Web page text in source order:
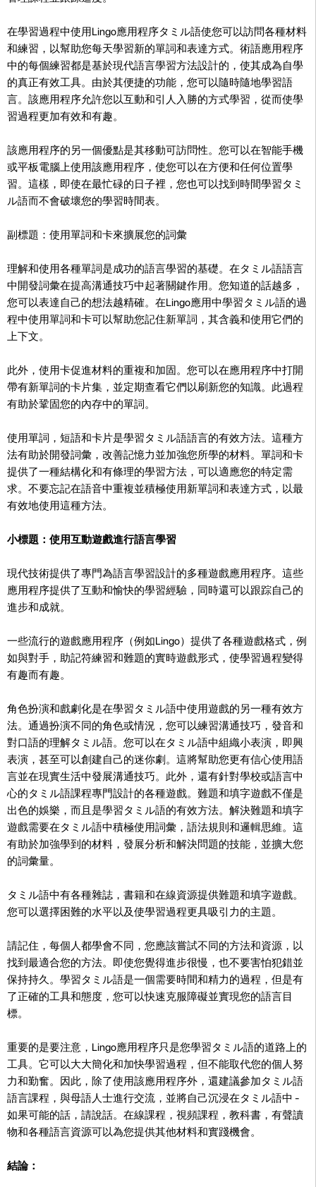
在學習過程中使用Lingo應用程序タミル語使您可以訪問各種材料
和練習，以幫助您每天學習新的單詞和表達方式。術語應用程序
中的每個練習都是基於現代語言學習方法設計的，使其成為自學
的真正有效工具。由於其便捷的功能，您可以隨時隨地學習語
言。該應用程序允許您以互動和引人入勝的方式學習，從而使學
習過程更加有效和有趣。
該應用程序的另一個優點是其移動可訪問性。您可以在智能手機
或平板電腦上使用該應用程序，使您可以在方便和任何位置學
習。這樣，即使在最忙碌的日子裡，您也可以找到時間學習タミ
ル語而不會破壞您的學習時間表。
副標題：使用單詞和卡來擴展您的詞彙
理解和使用各種單詞是成功的語言學習的基礎。在タミル語語言
中開發詞彙在提高溝通技巧中起著關鍵作用。您知道的話越多，
您可以表達自己的想法越精確。在Lingo應用中學習タミル語的過
程中使用單詞和卡可以幫助您記住新單詞，其含義和使用它們的
上下文。
此外，使用卡促進材料的重複和加固。您可以在應用程序中打開
帶有新單詞的卡片集，並定期查看它們以刷新您的知識。此過程
有助於鞏固您的內存中的單詞。
使用單詞，短語和卡片是學習タミル語語言的有效方法。這種方
法有助於開發詞彙，改善記憶力並加強您所學的材料。單詞和卡
提供了一種結構化和有條理的學習方法，可以適應您的特定需
求。不要忘記在語音中重複並積極使用新單詞和表達方式，以最
有效地使用這種方法。
小標題：使用互動遊戲進行語言學習
現代技術提供了專門為語言學習設計的多種遊戲應用程序。這些
應用程序提供了互動和愉快的學習經驗，同時還可以跟踪自己的
進步和成就。
一些流行的遊戲應用程序（例如Lingo）提供了各種遊戲格式，例
如與對手，助記符練習和難題的實時遊戲形式，使學習過程變得
有趣而有趣。
角色扮演和戲劇化是在學習タミル語中使用遊戲的另一種有效方
法。通過扮演不同的角色或情況，您可以練習溝通技巧，發音和
對口語的理解タミル語。您可以在タミル語中組織小表演，即興
表演，甚至可以創建自己的迷你劇。這將幫助您更有信心使用語
言並在現實生活中發展溝通技巧。此外，還有針對學校或語言中
心的タミル語課程專門設計的各種遊戲。難題和填字遊戲不僅是
出色的娛樂，而且是學習タミル語的有效方法。解決難題和填字
遊戲需要在タミル語中積極使用詞彙，語法規則和邏輯思維。這
有助於加強學到的材料，發展分析和解決問題的技能，並擴大您
的詞彙量。
タミル語中有各種雜誌，書籍和在線資源提供難題和填字遊戲。
您可以選擇困難的水平以及使學習過程更具吸引力的主題。
請記住，每個人都學會不同，您應該嘗試不同的方法和資源，以
找到最適合您的方法。即使您覺得進步很慢，也不要害怕犯錯並
保持持久。學習タミル語是一個需要時間和精力的過程，但是有
了正確的工具和態度，您可以快速克服障礙並實現您的語言目
標。
重要的是要注意，Lingo應用程序只是您學習タミル語的道路上的
工具。它可以大大簡化和加快學習過程，但不能取代您的個人努
力和勤奮。因此，除了使用該應用程序外，還建議參加タミル語
語言課程，與母語人士進行交流，並將自己沉浸在タミル語中 -
如果可能的話，請說話。在線課程，視頻課程，教科書，有聲讀
物和各種語言資源可以為您提供其他材料和實踐機會。
結論：